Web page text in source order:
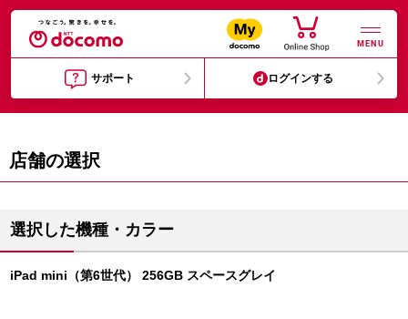
MENU
サポート ログインする
店舗の選択
選択した機種・カラー
iPad mini（第6世代） 256GB スペースグレイ